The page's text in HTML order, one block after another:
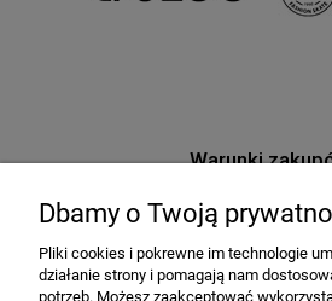
Warunki
Moje konto
Dbamy o Twoją
Pliki cookies i pokrewne im technologie
działanie strony i pomagają nam
potrzeb. Możesz zaakceptować